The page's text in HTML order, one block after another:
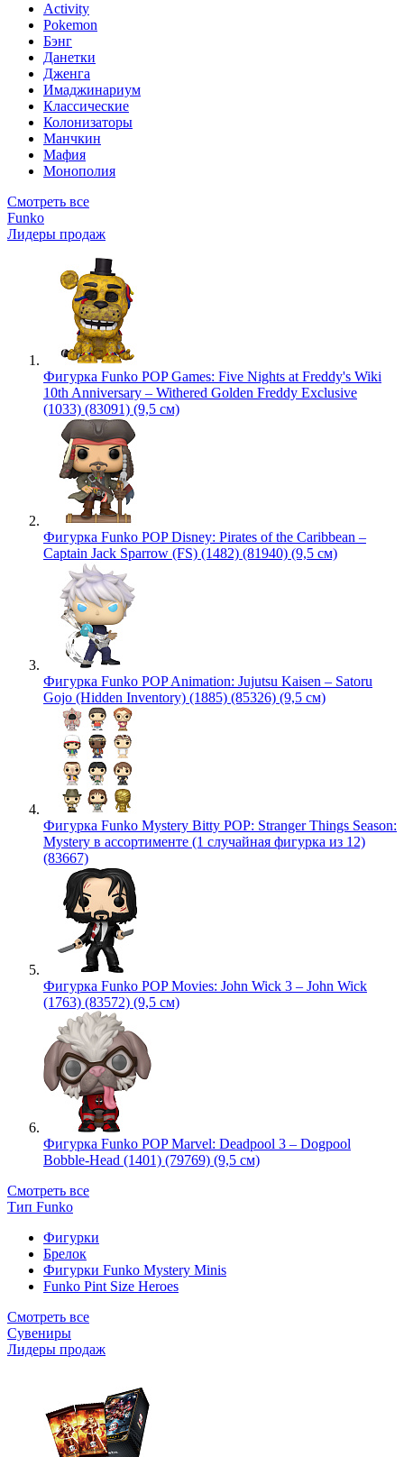
Activity
Pokemon
Бэнг
Данетки
Дженга
Имаджинариум
Классические
Колонизаторы
Манчкин
Мафия
Монополия
Смотреть все
Funko
Лидеры продаж
Фигурка Funko POP Games: Five Nights at Freddy's Wiki
10th Anniversary – Withered Golden Freddy Exclusive
(1033) (83091) (9,5 см)
Фигурка Funko POP Disney: Pirates of the Caribbean –
Captain Jack Sparrow (FS) (1482) (81940) (9,5 см)
Фигурка Funko POP Animation: Jujutsu Kaisen – Satoru
Gojo (Hidden Inventory) (1885) (85326) (9,5 см)
Фигурка Funko Mystery Bitty POP: Stranger Things Season:
Mystery в ассортименте (1 случайная фигурка из 12)
(83667)
Фигурка Funko POP Movies: John Wick 3 – John Wick
(1763) (83572) (9,5 см)
Фигурка Funko POP Marvel: Deadpool 3 – Dogpool
Bobble-Head (1401) (79769) (9,5 см)
Смотреть все
Тип Funko
Фигурки
Брелок
Фигурки Funko Mystery Minis
Funko Pint Size Heroes
Смотреть все
Сувениры
Лидеры продаж